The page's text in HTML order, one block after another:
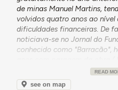
de minas Manuel Martins,
volvidos quatro anos ao nível
dificuldades financeiras. De
noticiava-se no Jornal do
conhecido como "Barracão",
dezembro 1976). As obras
subsídios concedidos pela
READ
see on map